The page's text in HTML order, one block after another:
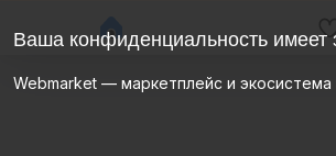
Ваша конфиденциальность имеет
Webmarket — маркетплейс и